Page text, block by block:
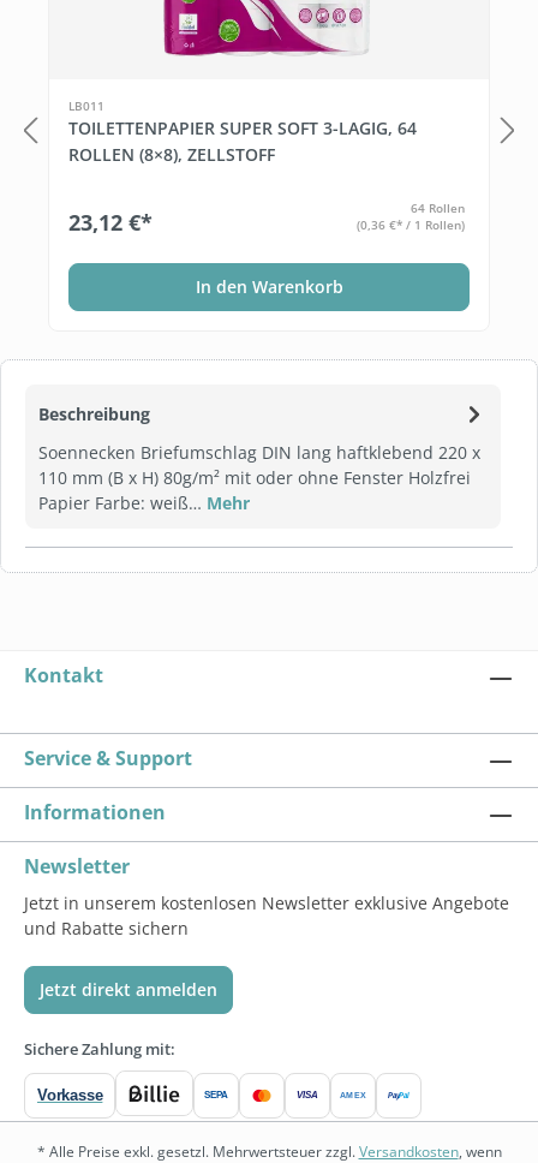
Beschreibung
Soennecken Briefumschlag DIN lang haftklebend 220 x
110 mm (B x H) 80g/m² mit oder ohne Fenster Holzfrei
Papier Farbe: weiß… Mehr
LB011
TOILETTENPAPIER SUPER SOFT 3-LAGIG, 64
ROLLEN (8×8), ZELLSTOFF
23,12 €*
64 Rollen
(0,36 €* / 1 Rollen)
In den Warenkorb
Kontakt
Service & Support
Informationen
Newsletter
Jetzt in unserem kostenlosen Newsletter exklusive Angebote
und Rabatte sichern
Jetzt direkt anmelden
Sichere Zahlung mit:
Vorkasse SEPA VISA AMEX PayPal
* Alle Preise exkl. gesetzl. Mehrwertsteuer zzgl.Versandkosten, wenn